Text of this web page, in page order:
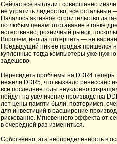
Сейчас всё выглядит совершенно
не утратить лидерство, все остальные
Началось активное строительство
по любым ценам: отставание в гонке
естественно, розничный рынок,
Впрочем, иногда потерпеть — не
Предыдущий пик ее продаж пришелся
купленные тогда компьютеры уже
задешево.
Пересидеть проблемы на DDR4 теперь
нежели DDR5, что вызвало ренессанс
все последние годы неуклонно
пойдут на увеличение производства
лет цены памяти были, повторимся,
для инвестиций в расширение
рискованно. Мгновенного эффекта от
в очередной раз измениться.
Собственно, эта неопределенность в